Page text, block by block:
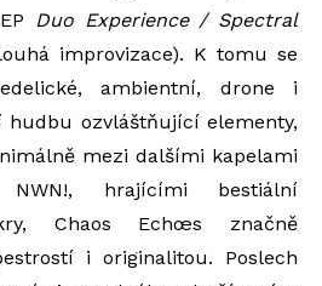
Duo Experience / Spectral
improvizace). K tomu se
ambientní, drone i
hudbu ozvláštňující elementy,
mezi dalšími kapelami
hrajícími bestiální
Chaos Echœs značně
i originalitou. Poslech